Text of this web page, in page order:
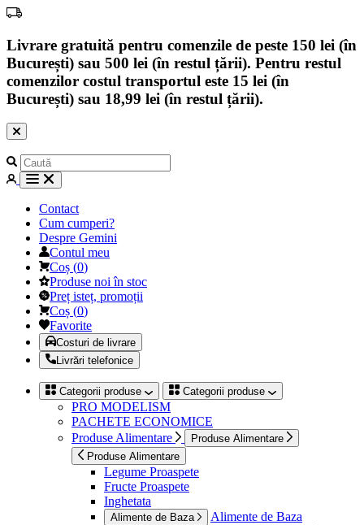
Livrare gratuită pentru comenzile de peste 150 lei (în
București) sau 500 lei (în restul țării). Pentru restul
comenzilor costul transportul este 15 lei (în
București) sau 18,99 lei (în restul țării).
Contact
Cum cumperi?
Despre Gemini
Contul meu
Coș (0)
Produse noi în stoc
Preț isteț, promoții
Coș (0)
Favorite
Costuri de livrare
Livrări telefonice
Categorii produse Categorii produse
PRO MODELISM
PACHETE ECONOMICE
Produse Alimentare
Produse Alimentare
Produse Alimentare
Legume Proaspete
Fructe Proaspete
Inghetata
Alimente de Baza Alimente de Baza